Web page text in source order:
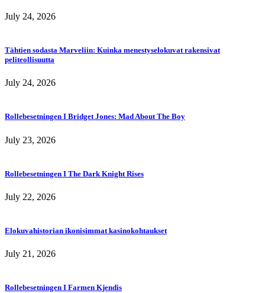
July 24, 2026
Tähtien sodasta Marveliin: Kuinka menestyselokuvat rakensivat
peliteollisuutta
July 24, 2026
Rollebesetningen I Bridget Jones: Mad About The Boy
July 23, 2026
Rollebesetningen I The Dark Knight Rises
July 22, 2026
Elokuvahistorian ikonisimmat kasinokohtaukset
July 21, 2026
Rollebesetningen I Farmen Kjendis